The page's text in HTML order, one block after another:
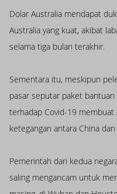
Dolar Australia mendapat
Australia yang kuat, akibat
selama tiga bulan terakhir.
Sementara itu, meskipun
pasar seputar paket
terhadap Covid-19
ketegangan antara China
Pemerintah dari kedua
saling mengancam untuk